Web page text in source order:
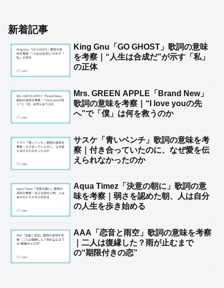
新着記事
King Gnu「GO GHOST」歌詞の意味
を考察｜“人生は合成だ”が示す「私」
の正体
Mrs. GREEN APPLE「Brand New」
歌詞の意味を考察｜“I love youの先
へ”で「僕」は何を救うのか
サスケ「青いベンチ」歌詞の意味を考
察｜付き合っていたのに、なぜ愛を伝
えられなかったのか
Aqua Timez「決意の朝に」歌詞の意
味を考察｜弱さを認めた朝、人は自分
の人生を歩き始める
AAA「恋音と雨空」歌詞の意味を考察
｜二人は復縁した？雨が止むまで
の“期限付きの恋”